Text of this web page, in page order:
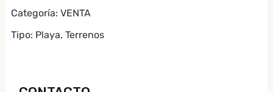
Categoría: VENTA
Tipo: Playa, Terrenos